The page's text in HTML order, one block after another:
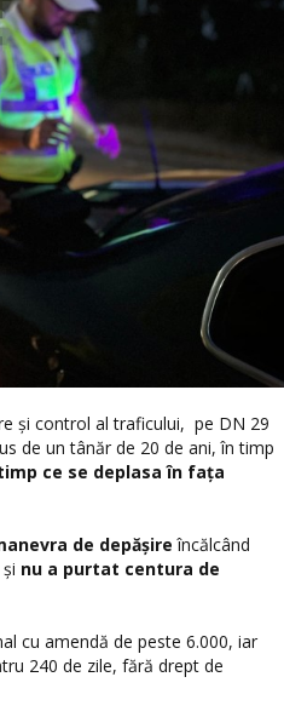
și control al traficului, pe DN 29
de un tânăr de 20 de ani, în timp
ce se deplasa în fața
de depășire încălcând
și nu a purtat centura de
cu amendă de peste 6.000, iar
240 de zile, fără drept de